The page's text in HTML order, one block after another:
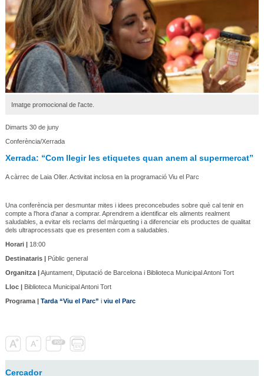
Imatge promocional de l'acte.
Dimarts 30 de juny
Conferència/Xerrada
Xerrada: “Com llegir les etiquetes quan anem al supermercat”
A càrrec de Laia Oller. Activitat inclosa en la programació Viu el Parc
Una conferència per desmuntar mites i idees preconcebudes sobre què cal tenir en
compte a l'hora d'anar a comprar. Aprendrem a identificar els aliments realment
saludables, a evitar els reclams del màrqueting i a diferenciar els productes de qualitat
dels ultraprocessats que es presenten com a saludables.
Horari |18:00
Destinataris |Públic general
Organitza |Ajuntament, Diputació de Barcelona i Biblioteca Municipal Antoni Tort
Lloc |Biblioteca Municipal Antoni Tort
Programa | Tarda “Viu el Parc” i viu el Parc
Cercador